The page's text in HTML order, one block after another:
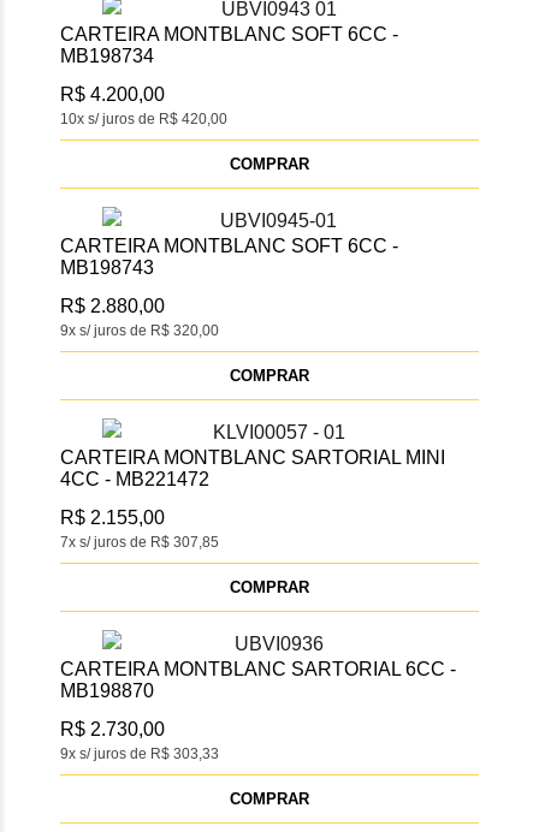
CARTEIRA MONTBLANC SOFT 6CC -
MB198734
10x s/ juros de R$ 420,00
R$ 4.200,00
COMPRAR
CARTEIRA MONTBLANC SOFT 6CC -
MB198743
9x s/ juros de R$ 320,00
R$ 2.880,00
COMPRAR
CARTEIRA MONTBLANC SARTORIAL MINI
4CC - MB221472
7x s/ juros de R$ 307,85
R$ 2.155,00
COMPRAR
CARTEIRA MONTBLANC SARTORIAL 6CC -
MB198870
9x s/ juros de R$ 303,33
R$ 2.730,00
COMPRAR